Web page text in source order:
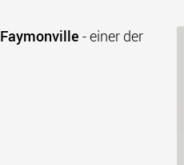
Faymonville - einer der